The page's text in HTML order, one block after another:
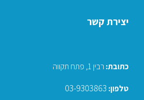
יצירת קשר
כתובת: רבין 1, פתח תקווה
טלפון: 03-9303863